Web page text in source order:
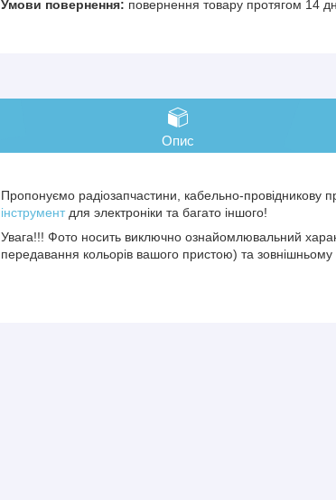
повернення товару протягом 14
Опис
Пропонуємо радіозапчастини, кабельно-провідникову
інструментдля электроніки та багато іншого!
Увага!!! Фото носить виключно ознайомлювальний
передавання кольорів вашого пристою) та